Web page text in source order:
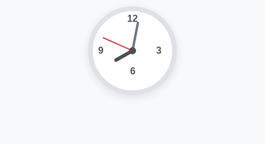
12
3
6
9